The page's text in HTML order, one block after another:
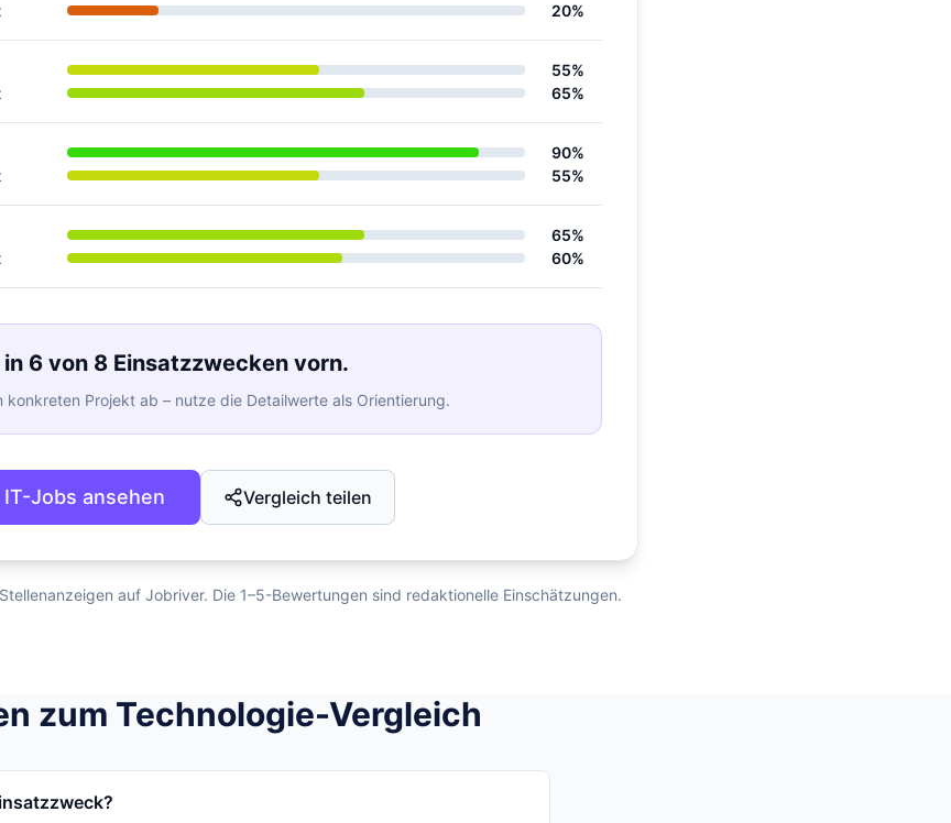
20%
55%
65%
90%
55%
65%
60%
6 von 8 Einsatzzwecken vorn.
konkreten Projekt ab – nutze die Detailwerte als Orientierung.
Jobs ansehen Vergleich teilen
auf Jobriver. Die 1–5-Bewertungen sind redaktionelle Einschätzungen.
zum Technologie-Vergleich